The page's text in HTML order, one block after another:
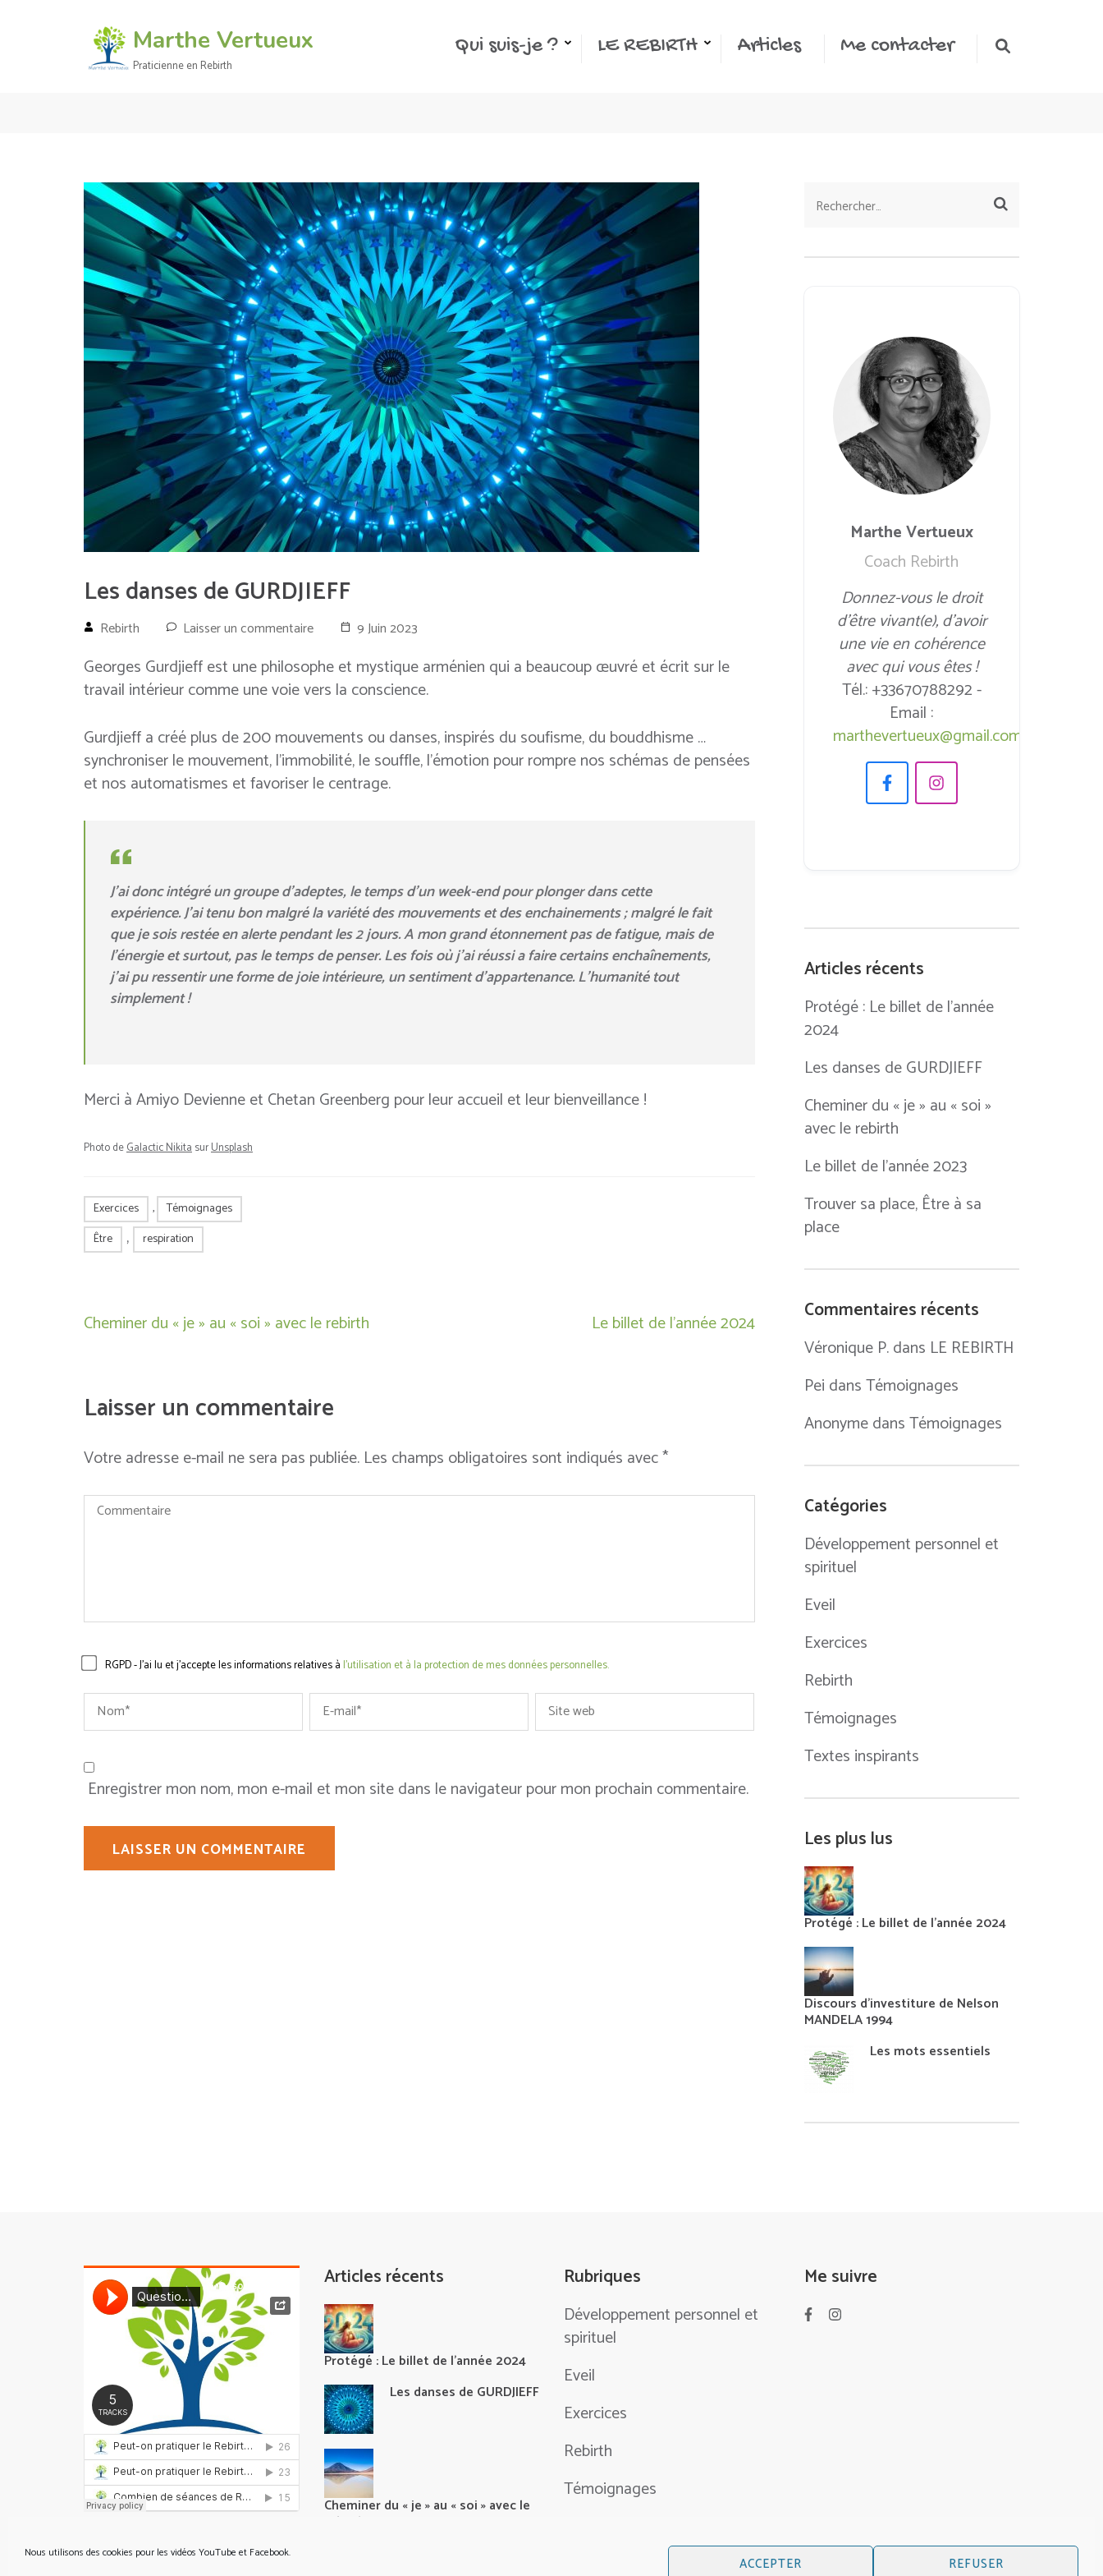
Nous utilisons des cookies pour les vidéos YouTube et Facebook.
ACCEPTER REFUSER
Marthe Vertueux
Praticienne en Rebirth
Qui suis-je ? LE REBIRTH Articles Me contacter
Les danses de GURDJIEFF
Rebirth Laisser un commentaire 9 Juin 2023
Georges Gurdjieff est une philosophe et mystique arménien qui a beaucoup œuvré et écrit sur le
travail intérieur comme une voie vers la conscience.
Gurdjieff a créé plus de 200 mouvements ou danses, inspirés du soufisme, du bouddhisme …
synchroniser le mouvement, l’immobilité, le souffle, l’émotion pour rompre nos schémas de pensées
et nos automatismes et favoriser le centrage.
J’ai donc intégré un groupe d’adeptes, le temps d’un week-end pour plonger dans cette
expérience. J’ai tenu bon malgré la variété des mouvements et des enchainements ; malgré le fait
que je sois restée en alerte pendant les 2 jours. A mon grand étonnement pas de fatigue, mais de
l’énergie et surtout, pas le temps de penser. Les fois où j’ai réussi a faire certains enchaînements,
j’ai pu ressentir une forme de joie intérieure, un sentiment d’appartenance. L’humanité tout
simplement !
Merci à Amiyo Devienne et Chetan Greenberg pour leur accueil et leur bienveillance !
Photo deGalactic NikitasurUnsplash
Exercices ,
Témoignages
Être
, respiration
Navigation
Cheminer du « je » au « soi » avec le rebirth Le billet de l’année 2024
Laisser un commentaire
Votre adresse e-mail ne sera pas publiée. Les champs obligatoires sont indiqués avec*
Commentaire
RGPD - J'ai lu et j'accepte les informations relatives à l'utilisation et à la protection de mes données personnelles.
Name* Email*
Site
web
Enregistrer mon nom, mon e-mail et mon site dans le navigateur pour mon prochain commentaire.
Rechercher :
Marthe Vertueux
Coach Rebirth
Donnez-vous le droit
d’être vivant(e), d’avoir
une vie en cohérence
avec qui vous êtes !
Tél.: +33670788292 -
Email :
marthevertueux@gmail.com
Articles récents
Protégé : Le billet de l’année
2024
Les danses de GURDJIEFF
Cheminer du « je » au « soi »
avec le rebirth
Le billet de l’année 2023
Trouver sa place, Être à sa
place
Commentaires récents
Véronique P.dans LE REBIRTH
Pei dansTémoignages
AnonymedansTémoignages
Catégories
Développement personnel et
spirituel
Eveil
Exercices
Rebirth
Témoignages
Textes inspirants
Les plus lus
Protégé : Le billet de l’année 2024
Discours d’investiture de Nelson
MANDELA 1994
Les mots essentiels
Articles récents
Protégé : Le billet de l’année 2024
Les danses de GURDJIEFF
Cheminer du « je » au « soi » avec le
rebirth
Rubriques
Développement personnel et
spirituel
Eveil
Exercices
Rebirth
Témoignages
Me suivre